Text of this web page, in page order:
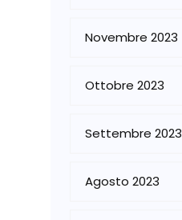
Novembre 2023
Ottobre 2023
Settembre 2023
Agosto 2023